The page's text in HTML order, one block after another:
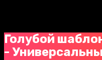
Голубой
-